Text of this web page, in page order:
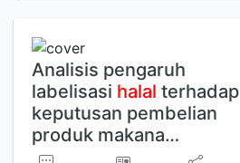
Analisis pengaruh
labelisasi halal terhadap
keputusan pembelian
produk makana…